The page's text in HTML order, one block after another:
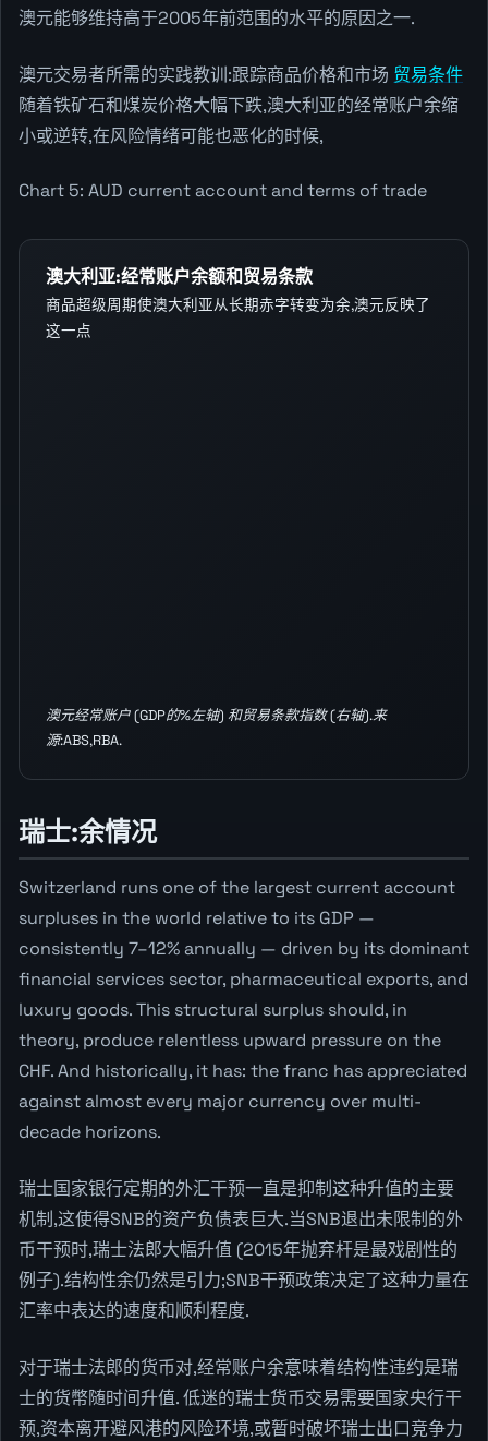
澳元能够维持高于2005年前范围的水平的原因之一.
澳元交易者所需的实践教训:跟踪商品价格和市场 贸易条件
随着铁矿石和煤炭价格大幅下跌,澳大利亚的经常账户余缩
小或逆转,在风险情绪可能也恶化的时候,
Chart 5: AUD current account and terms of trade
澳大利亚:经常账户余额和贸易条款
商品超级周期使澳大利亚从长期赤字转变为余,澳元反映了
这一点
澳元经常账户 (GDP的%左轴) 和贸易条款指数 (右轴).来
源:ABS,RBA.
瑞士:余情况
Switzerland runs one of the largest current account
surpluses in the world relative to its GDP —
consistently 7–12% annually — driven by its dominant
financial services sector, pharmaceutical exports, and
luxury goods. This structural surplus should, in
theory, produce relentless upward pressure on the
CHF. And historically, it has: the franc has appreciated
against almost every major currency over multi-
decade horizons.
瑞士国家银行定期的外汇干预一直是抑制这种升值的主要
机制,这使得SNB的资产负债表巨大.当SNB退出未限制的外
币干预时,瑞士法郎大幅升值 (2015年抛弃杆是最戏剧性的
例子).结构性余仍然是引力;SNB干预政策决定了这种力量在
汇率中表达的速度和顺利程度.
对于瑞士法郎的货币对,经常账户余意味着结构性违约是瑞
士的货幣随时间升值. 低迷的瑞士货币交易需要国家央行干
预,资本离开避风港的风险环境,或暂时破坏瑞士出口竞争力